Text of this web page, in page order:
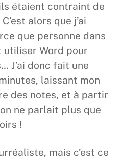
étaient contraint de
alors que j’ai
que personne dans
utiliser Word pour
J’ai donc fait une
laissant mon
des notes, et à partir
ne parlait plus que
!
mais c’est ce